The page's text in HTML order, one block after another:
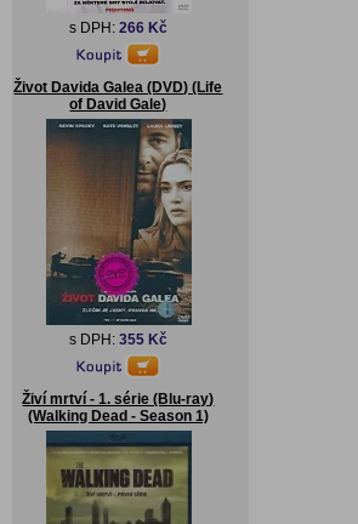
s DPH: 266 Kč
Život Davida Galea (DVD) (Life
of David Gale)
s DPH: 355 Kč
Živí mrtví - 1. série (Blu-ray)
(Walking Dead - Season 1)